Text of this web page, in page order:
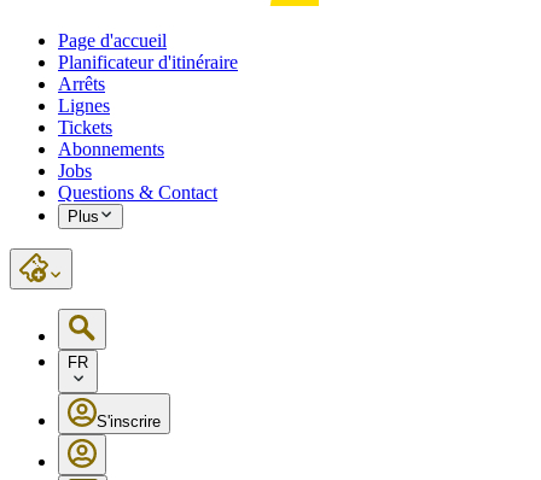
Page d'accueil
Planificateur d'itinéraire
Arrêts
Lignes
Tickets
Abonnements
Jobs
Questions & Contact
Plus
FR
S'inscrire